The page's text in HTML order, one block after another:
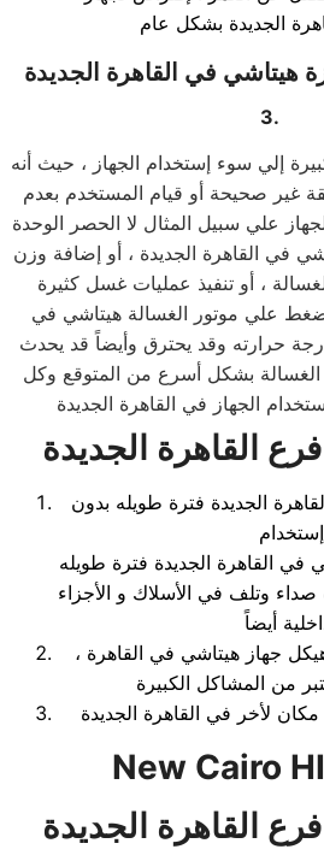
3.
إلي سوء إستخدام الجهاز ، حيث أنه
غير صحيحة أو قيام المستخدم بعدم
علي سبيل المثال لا الحصر الوحدة
في القاهرة الجديدة ، أو إضافة وزن
، أو تنفيذ عمليات غسل كثيرة
علي موتور الغسالة هيتاشي في
درجة حرارته وقد يحترق وأيضاً قد يحدث
الغسالة بشكل أسرع من المتوقع وكل
القاهرة الجديدة
الجديدة فترة طويله بدون
في القاهرة الجديدة فترة طويله
وتلف في الأسلاك و الأجزاء
أيضاً
، وقد يؤدي إلي تأكل في هيكل جهاز هيتاشي في القاهرة
New Cairo
القاهرة الجديدة